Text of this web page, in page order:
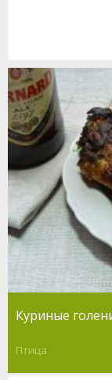
Куриные
Птица